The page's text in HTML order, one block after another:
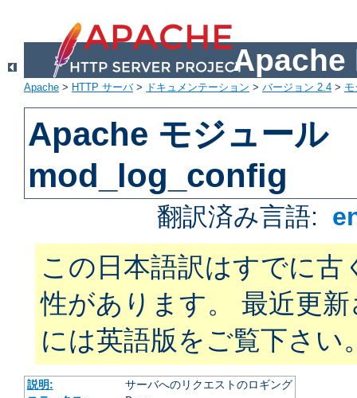
Apache
Apache > HTTP サーバ> ドキュメンテーション > バージョン 2.4 >
Apache モジュール
mod_log_config
翻訳済み言語:
この日本語訳はすでに古
性があります。 最近更
には英語版をご覧下さい
説明:
サーバへのリクエストのロギング